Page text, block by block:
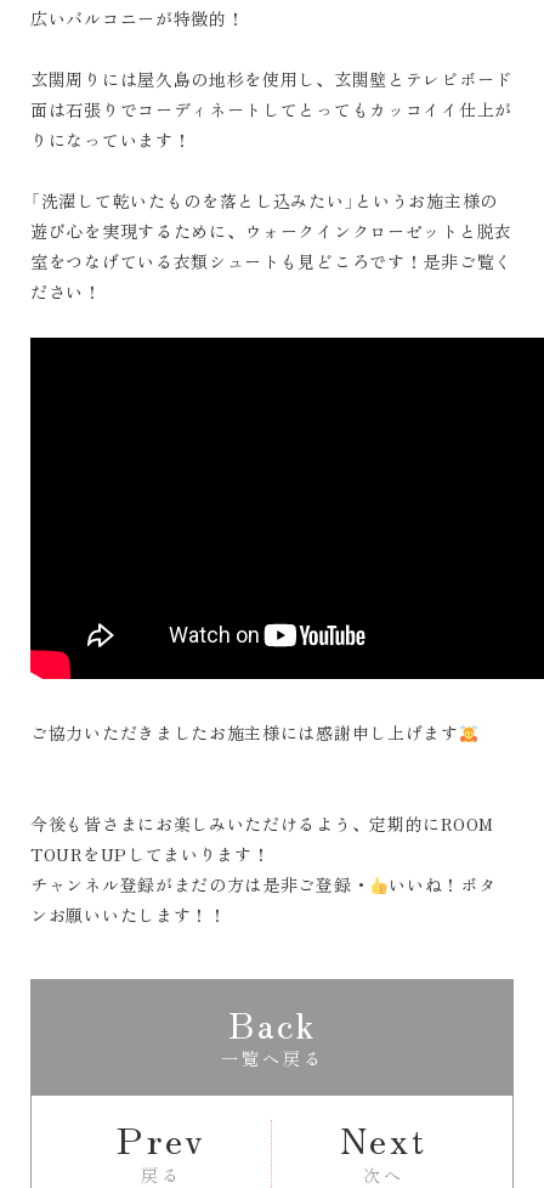
広いバルコニーが特徴的！
玄関周りには屋久島の地杉を使用し、玄関壁とテレビボード
面は石張りでコーディネートしてとってもカッコイイ仕上が
りになっています！
「洗濯して乾いたものを落とし込みたい」というお施主様の
遊び心を実現するために、ウォークインクローゼットと脱衣
室をつなげている衣類シュートも見どころです！是非ご覧く
ださい！
ご協力いただきましたお施主様には感謝申し上げます
今後も皆さまにお楽しみいただけるよう、定期的にROOM
TOURをUPしてまいります！
チャンネル登録がまだの方は是非ご登録・
いいね！ボタ
ンお願いいたします！！
Prev
戻る
Back
一覧へ戻る
Next
次へ